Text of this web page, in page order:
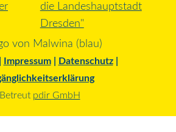
Impressum| Datenschutz|
Betreut pdir GmbH